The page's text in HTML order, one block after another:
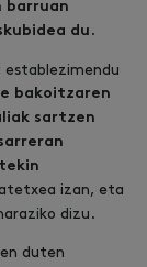
barruan
du .
bakoitzaren
sartzen
izan, eta
dizu.
duten